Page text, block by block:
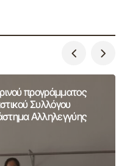
προγράμματος
Συλλόγου
Αλληλεγγύης